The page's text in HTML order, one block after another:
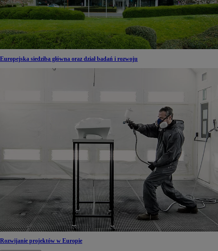
Europejska siedziba główna oraz dział badań i rozwoju
Rozwijanie projektów w Europie